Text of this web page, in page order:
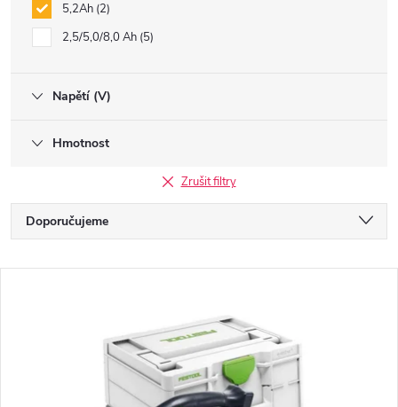
5,2Ah 2
2,5/5,0/8,0 Ah 5
Napětí (V)
Hmotnost
Zrušit filtry
Ř
a
Doporučujeme